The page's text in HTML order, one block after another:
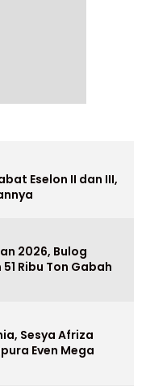
Eselon II dan III,
2026, Bulog
Ribu Ton Gabah
Sesya Afriza
Even Mega